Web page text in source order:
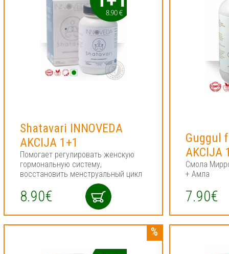
Shatavari INNOVEDA
AKCIJA 1+1
Помогает регулировать женскую
гормональную систему,
восстановить менструальный цикл
8.90€
Guggul
AKCIJA
Смола
+ Амла
7.90€